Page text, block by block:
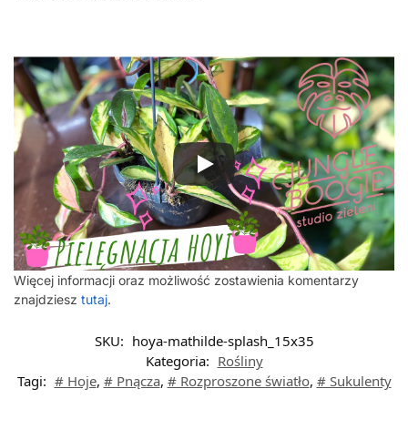
Więcej informacji oraz możliwość zostawienia komentarzy
znajdziesz tutaj.
SKU: hoya-mathilde-splash_15x35
Kategoria: Rośliny
Tagi: # Hoje, # Pnącza, # Rozproszone światło, # Sukulenty